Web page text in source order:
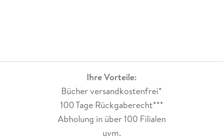
Ihre Vorteile:
Bücher versandkostenfrei*
100 Tage Rückgaberecht***
Abholung in über 100 Filialen
uvm.